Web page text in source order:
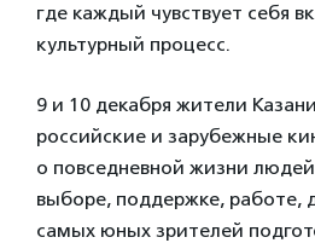
где каждый чувствует себя
культурный процесс.
9 и 10 декабря жители
российские и зарубежные
о повседневной жизни
выборе, поддержке, работе,
самых юных зрителей